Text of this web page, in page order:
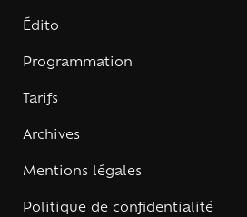
Édito
Programmation
Tarifs
Archives
Mentions légales
Politique de confidentialité